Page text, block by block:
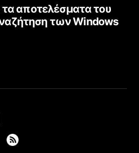
αποτελέσματα του
των Windows